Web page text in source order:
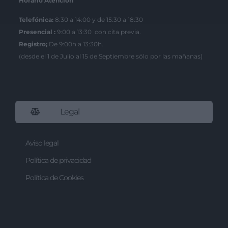
Telefónica: 8:30 a 14:00 y de 15:30 a 18:30
Presencial : 9:00 a 13:30 con cita previa.
Registro; De 9:00h a 13:30h.
(desde el 1 de Julio al 15 de Septiembre sólo por las mañanas)
Legal
Aviso legal
Política de privacidad
Política de Cookies